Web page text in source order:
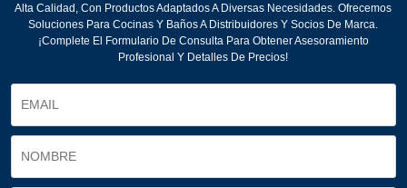
Alta Calidad, Con Productos Adaptados A Diversas Necesidades. Ofrecemos
Soluciones Para Cocinas Y Baños A Distribuidores Y Socios De Marca.
¡Complete El Formulario De Consulta Para Obtener Asesoramiento
Profesional Y Detalles De Precios!